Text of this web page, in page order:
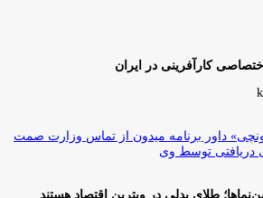
کارآفرینی در ایران
داور برنامه میدون از تماس وزارت صمت
دریافتی توسط وی
طلای بدلی در ویترین اقتصاد هستند